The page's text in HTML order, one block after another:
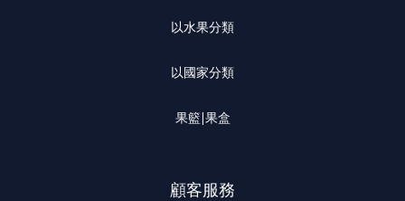
以水果分類
以國家分類
果籃|果盒
顧客服務